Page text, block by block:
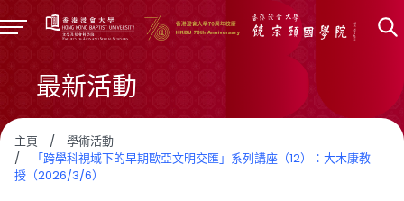
最新活動
主頁 /
學術活動
/
「跨學科視域下的早期歐亞文明交匯」系列講座（12）：大木康教
授（2026/3/6）